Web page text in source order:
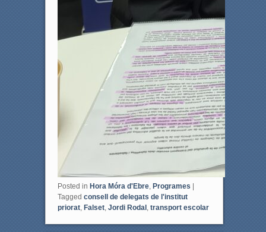
Posted in Hora Móra d'Ebre, Programes |
Tagged consell de delegats de l'institut
priorat, Falset, Jordi Rodal, transport escolar